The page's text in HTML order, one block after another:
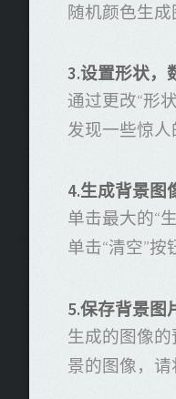
随机颜色生成
3.设置形状，
通过更改“形
发现一些惊人
4.生成背景图
单击最大的“
单击“清空”按
5.保存背景图
生成的图像的
景的图像，请